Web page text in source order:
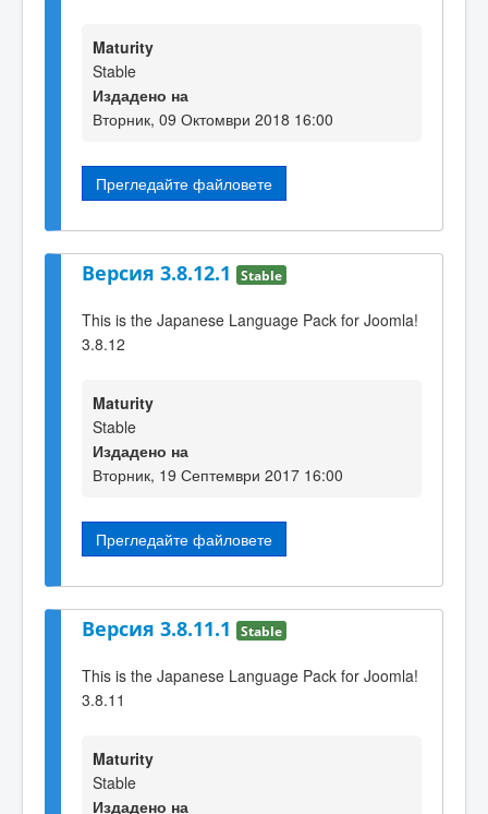
Maturity
Stable
Издадено на
Вторник, 09 Октомври 2018 16:00
Прегледайте файловете
Версия 3.8.12.1 Stable
This is the Japanese Language Pack for Joomla!
3.8.12
Maturity
Stable
Издадено на
Вторник, 19 Септември 2017 16:00
Прегледайте файловете
Версия 3.8.11.1 Stable
This is the Japanese Language Pack for Joomla!
3.8.11
Maturity
Stable
Издадено на